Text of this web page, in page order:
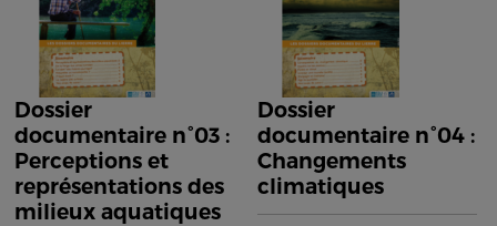
Dossier
documentaire n°03 :
Perceptions et
représentations des
milieux aquatiques
Dossier
documentaire n°04 :
Changements
climatiques